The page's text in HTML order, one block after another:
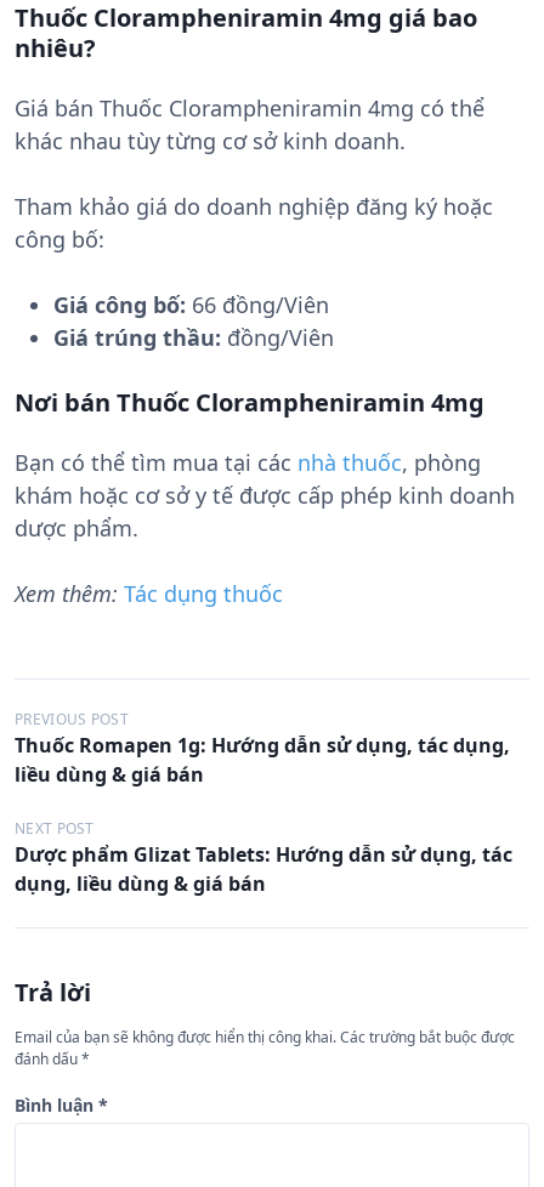
Thuốc Clorampheniramin 4mg giá bao
nhiêu?
Giá bán Thuốc Clorampheniramin 4mg có thể
khác nhau tùy từng cơ sở kinh doanh.
Tham khảo giá do doanh nghiệp đăng ký hoặc
công bố:
Giá công bố: 66 đồng/Viên
Giá trúng thầu: đồng/Viên
Nơi bán Thuốc Clorampheniramin 4mg
Bạn có thể tìm mua tại các nhà thuốc, phòng
khám hoặc cơ sở y tế được cấp phép kinh doanh
dược phẩm.
Xem thêm: Tác dụng thuốc
Đ
i
u
h
ư
n
b
à
i
PREVIOUS POST
Thuốc Romapen 1g: Hướng dẫn sử dụng, tác dụng,
liều dùng & giá bán
NEXT POST
Dược phẩm Glizat Tablets: Hướng dẫn sử dụng, tác
dụng, liều dùng & giá bán
Trả lời
Email của bạn sẽ không được hiển thị công khai.Các trường bắt buộc được
đánh dấu*
Bình luận *